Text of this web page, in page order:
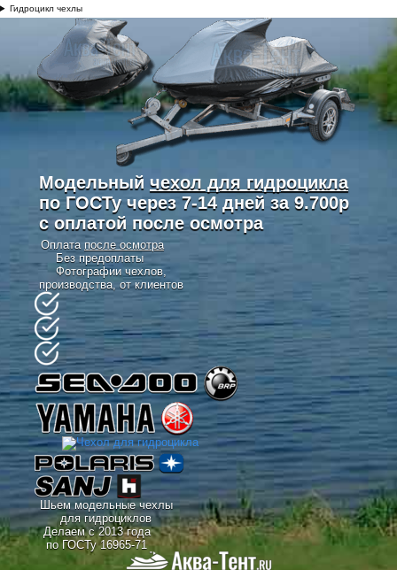
Гидроцикл чехлы
Модельный чехол для гидроцикла
по ГОСТу через 7-14 дней за 9.700р
с оплатой после осмотра
Оплата после осмотра
Без предоплаты
Фотографии чехлов,
производства, от клиентов
Шьем модельные чехлы
для гидроциклов
Делаем с 2013 года
по ГОСТу 16965-71